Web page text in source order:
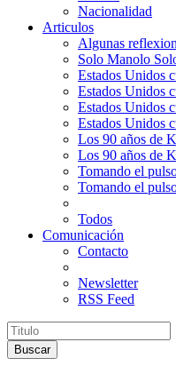
Nacionalidad
Articulos
Algunas
Solo Manolo
Estados Unidos
Estados Unidos
Estados Unidos
Estados Unidos
Los 90 años de
Los 90 años de
Tomando el
Tomando el
Todos
Comunicación
Contacto
Newsletter
RSS Feed
Buscar